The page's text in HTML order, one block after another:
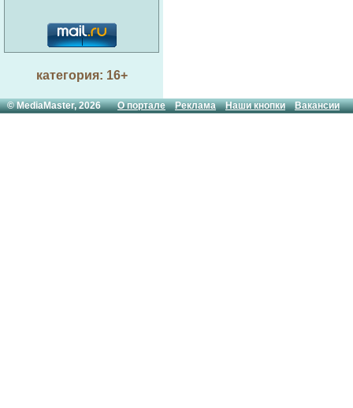
категория: 16+
© MediaMaster, 2026О портале Реклама Наши кнопки Вакансии